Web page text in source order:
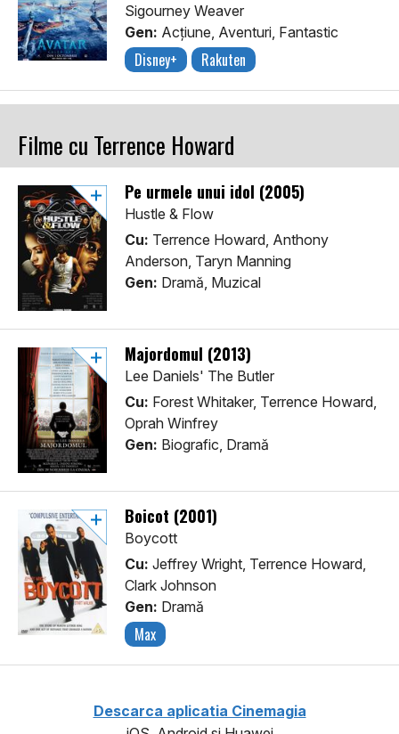
Sigourney Weaver
Gen: Acţiune, Aventuri, Fantastic
Disney+ Rakuten
Filme cu Terrence Howard
Pe urmele unui idol (2005)
Hustle & Flow
Cu: Terrence Howard, Anthony
Anderson, Taryn Manning
Gen: Dramă, Muzical
Majordomul (2013)
Lee Daniels' The Butler
Cu: Forest Whitaker, Terrence Howard,
Oprah Winfrey
Gen: Biografic, Dramă
Boicot (2001)
Boycott
Cu: Jeffrey Wright, Terrence Howard,
Clark Johnson
Gen: Dramă
Max
Descarca aplicatia Cinemagia